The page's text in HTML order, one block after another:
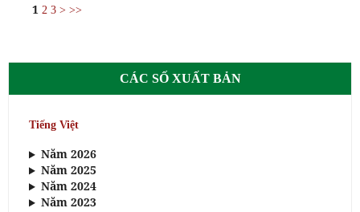
1 2 3 > >>
CÁC SỐ XUẤT BẢN
Tiếng Việt
Năm 2026
Năm 2025
Năm 2024
Năm 2023